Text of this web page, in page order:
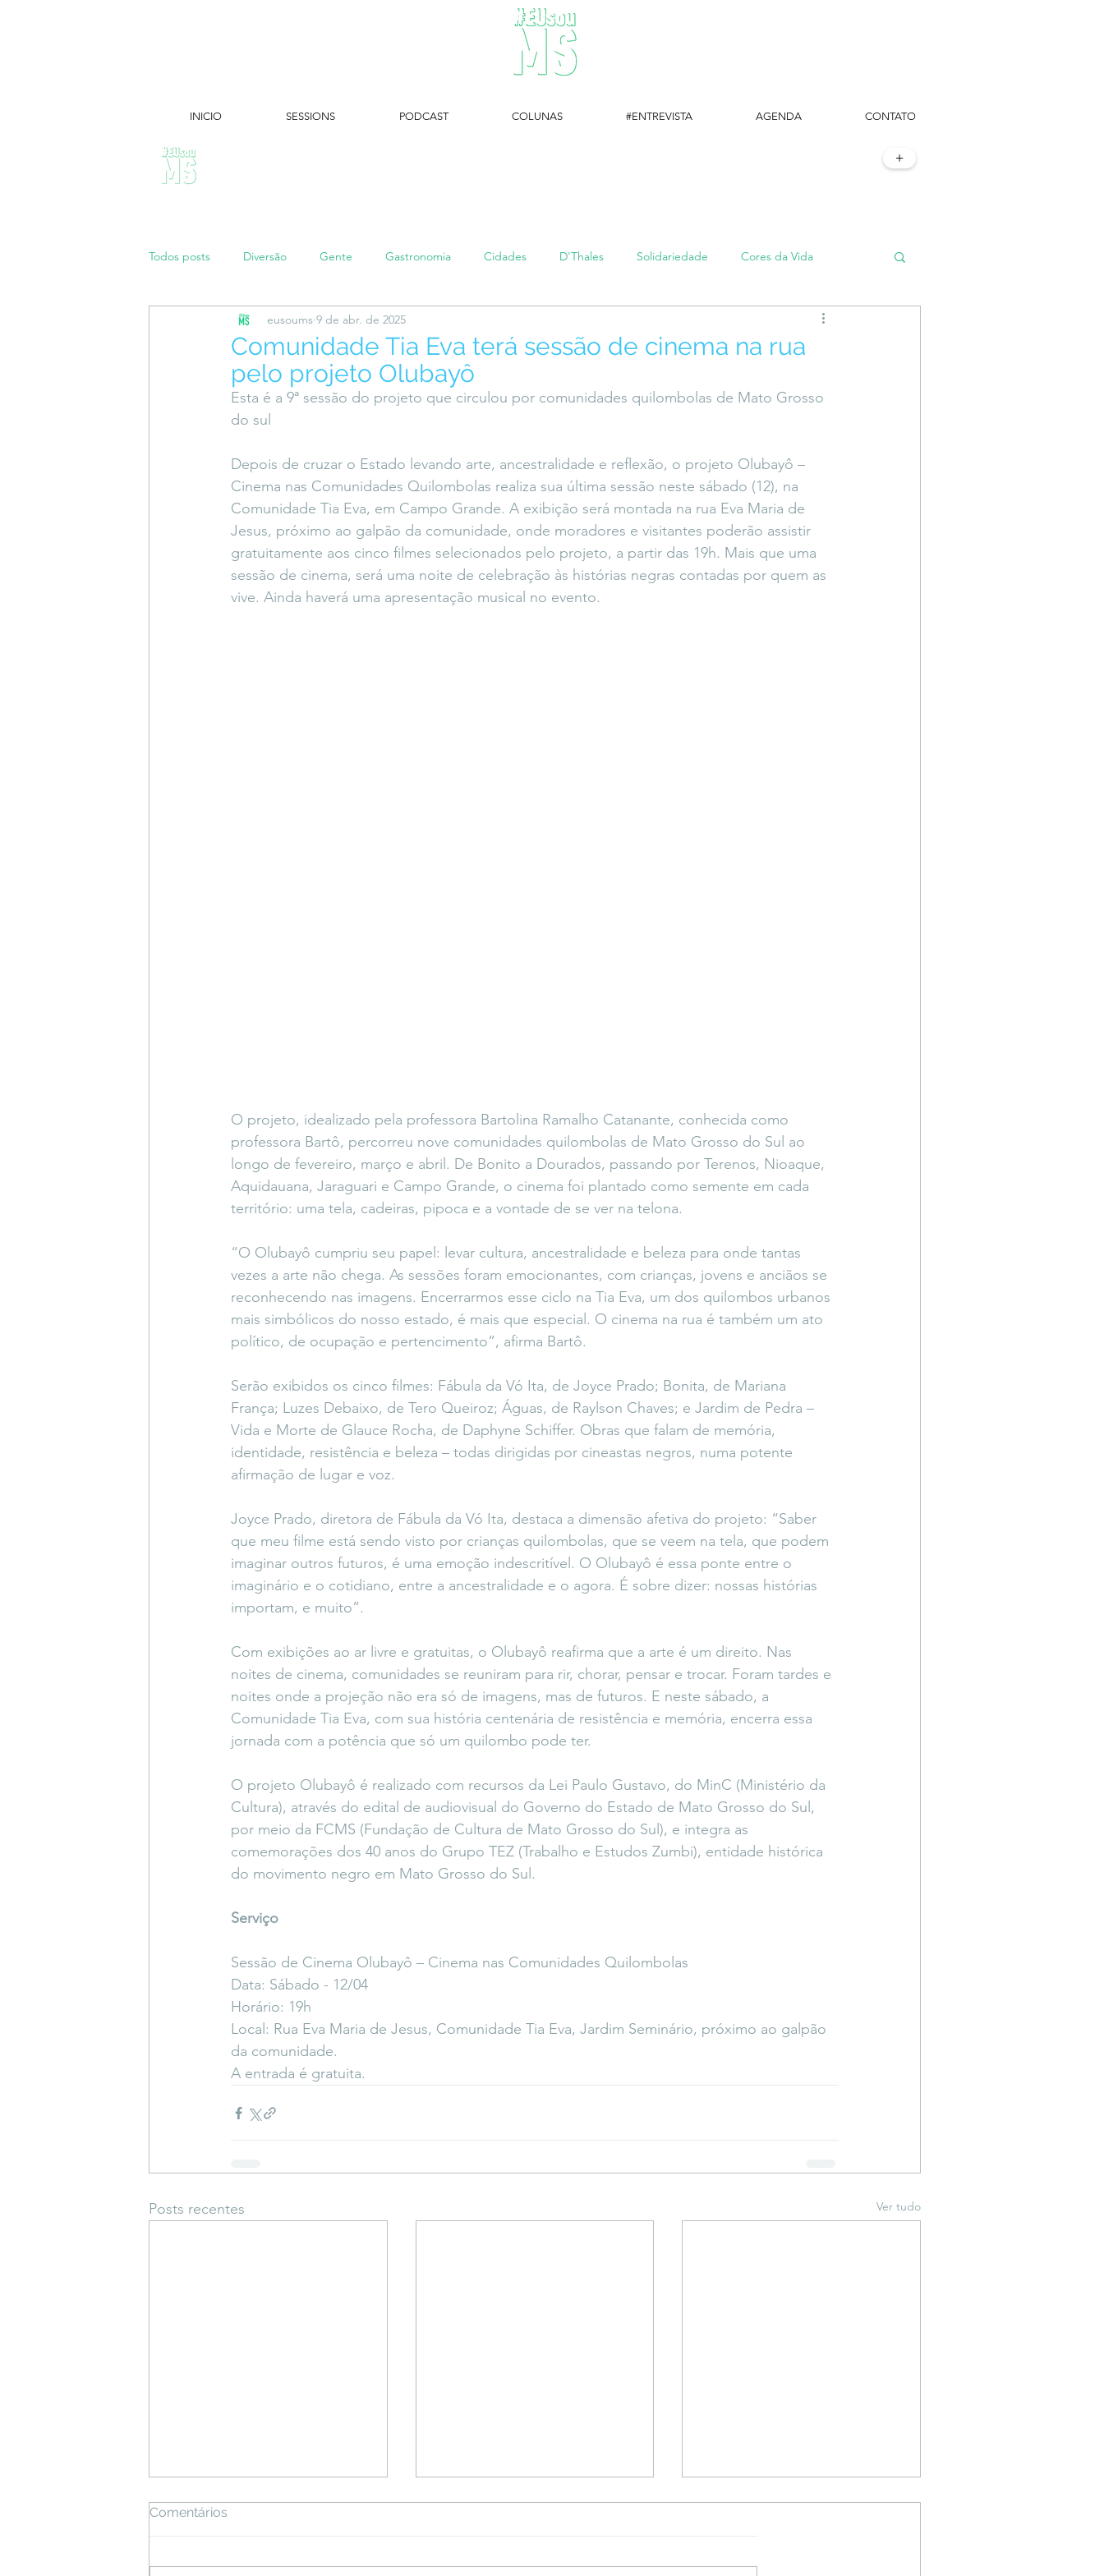
Todos posts Diversão Gente Gastronomia Cidades D'Thales Solidariedade Cores da Vida
Papo de Mãe #maratonei #setembroamarelo #TôemSampa, meu!
Coluna do Vasques #DescomplicaLara #entrevista
Comunidade Tia Eva terá sessão de cinema na rua
pelo projeto Olubayô
eusoums 9 de abr. de 2025
Esta é a 9ª sessão do projeto que circulou por comunidades quilombolas de Mato Grosso
do sul
Depois de cruzar o Estado levando arte, ancestralidade e reflexão, o projeto Olubayô –
Cinema nas Comunidades Quilombolas realiza sua última sessão neste sábado (12), na
Comunidade Tia Eva, em Campo Grande. A exibição será montada na rua Eva Maria de
Jesus, próximo ao galpão da comunidade, onde moradores e visitantes poderão assistir
gratuitamente aos cinco filmes selecionados pelo projeto, a partir das 19h. Mais que uma
sessão de cinema, será uma noite de celebração às histórias negras contadas por quem as
vive. Ainda haverá uma apresentação musical no evento.
O projeto, idealizado pela professora Bartolina Ramalho Catanante, conhecida como
professora Bartô, percorreu nove comunidades quilombolas de Mato Grosso do Sul ao
longo de fevereiro, março e abril. De Bonito a Dourados, passando por Terenos, Nioaque,
Aquidauana, Jaraguari e Campo Grande, o cinema foi plantado como semente em cada
território: uma tela, cadeiras, pipoca e a vontade de se ver na telona.
“O Olubayô cumpriu seu papel: levar cultura, ancestralidade e beleza para onde tantas
vezes a arte não chega. As sessões foram emocionantes, com crianças, jovens e anciãos se
reconhecendo nas imagens. Encerrarmos esse ciclo na Tia Eva, um dos quilombos urbanos
mais simbólicos do nosso estado, é mais que especial. O cinema na rua é também um ato
político, de ocupação e pertencimento”, afirma Bartô.
Serão exibidos os cinco filmes: Fábula da Vó Ita, de Joyce Prado; Bonita, de Mariana
França; Luzes Debaixo, de Tero Queiroz; Águas, de Raylson Chaves; e Jardim de Pedra –
Vida e Morte de Glauce Rocha, de Daphyne Schiffer. Obras que falam de memória,
identidade, resistência e beleza – todas dirigidas por cineastas negros, numa potente
afirmação de lugar e voz.
Joyce Prado, diretora de Fábula da Vó Ita, destaca a dimensão afetiva do projeto: “Saber
que meu filme está sendo visto por crianças quilombolas, que se veem na tela, que podem
imaginar outros futuros, é uma emoção indescritível. O Olubayô é essa ponte entre o
imaginário e o cotidiano, entre a ancestralidade e o agora. É sobre dizer: nossas histórias
importam, e muito”.
Com exibições ao ar livre e gratuitas, o Olubayô reafirma que a arte é um direito. Nas
noites de cinema, comunidades se reuniram para rir, chorar, pensar e trocar. Foram tardes e
noites onde a projeção não era só de imagens, mas de futuros. E neste sábado, a
Comunidade Tia Eva, com sua história centenária de resistência e memória, encerra essa
jornada com a potência que só um quilombo pode ter.
O projeto Olubayô é realizado com recursos da Lei Paulo Gustavo, do MinC (Ministério da
Cultura), através do edital de audiovisual do Governo do Estado de Mato Grosso do Sul,
por meio da FCMS (Fundação de Cultura de Mato Grosso do Sul), e integra as
comemorações dos 40 anos do Grupo TEZ (Trabalho e Estudos Zumbi), entidade histórica
do movimento negro em Mato Grosso do Sul.
Serviço
Sessão de Cinema Olubayô – Cinema nas Comunidades Quilombolas
Data: Sábado - 12/04
Horário: 19h
Local: Rua Eva Maria de Jesus, Comunidade Tia Eva, Jardim Seminário, próximo ao galpão
da comunidade.
A entrada é gratuita.
Posts recentes Ver tudo
Comentários
+
INICIO SESSIONS PODCAST COLUNAS #ENTREVISTA AGENDA CONTATO